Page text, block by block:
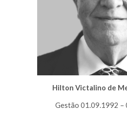
Hilton Victalino de
Gestão 01.09.1992 –